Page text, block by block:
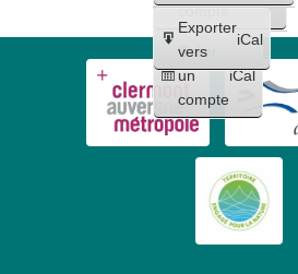
compte
Créer
un
compte
iCal
Exporter
vers
iCal